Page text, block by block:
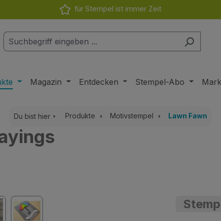
für Stempel ist immer Zeit
Magazin Entdecken Stempel-Abo
Du bist hier Produkte Motivstempel Lawn Fawn